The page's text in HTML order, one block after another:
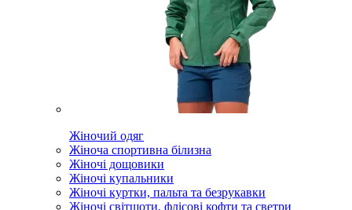
Жіночий одяг
Жіноча спортивна білизна
Жіночі дощовики
Жіночі купальники
Жіночі куртки, пальта та безрукавки
Жіночі світшоти, флісові кофти та светри